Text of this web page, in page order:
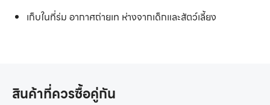
เก็บในที่ร่ม อากาศถ่ายเท ห่างจากเด็กและสัตว์เลี้ยง
สินค้าที่ควรซื้อคู่กัน